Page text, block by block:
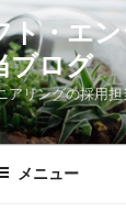
ト・エ
ブログ
アリングの採用
メニュー